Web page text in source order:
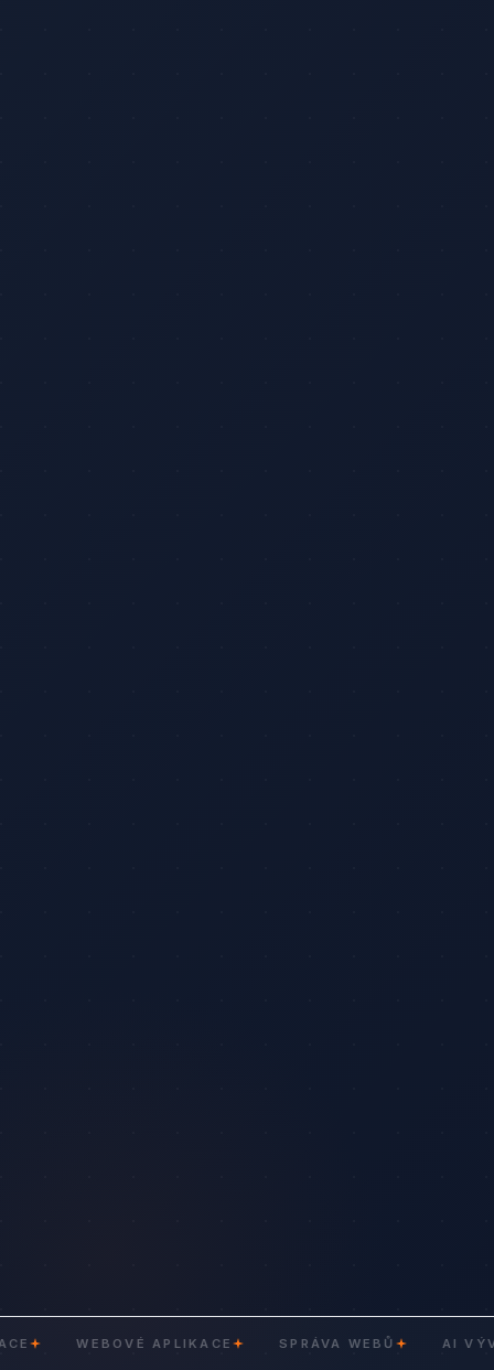
WEBOVÉ APLIKACE SPRÁVA WEBŮ AI VÝVOJ